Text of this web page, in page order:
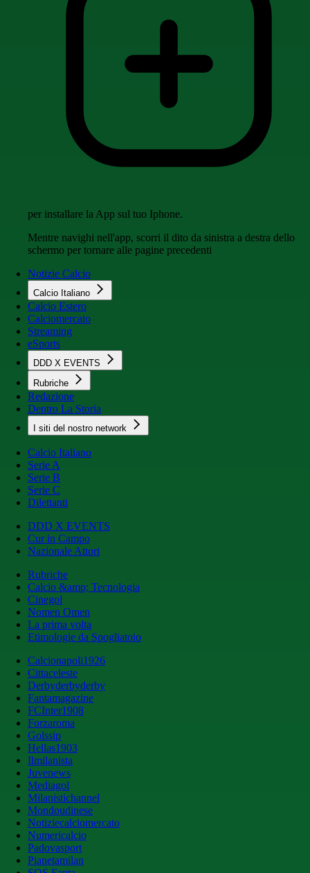
per installare la App sul tuo Iphone.
Mentre navighi nell'app, scorri il dito da sinistra a destra dello
schermo per tornare alle pagine precedenti
Notizie Calcio
Calcio Italiano
Calcio Estero
Calciomercato
Streaming
eSports
DDD X EVENTS
Rubriche
Redazione
Dentro La Storia
I siti del nostro network
Calcio Italiano
Serie A
Serie B
Serie C
Dilettanti
DDD X EVENTS
Cur in Campo
Nazionale Attori
Rubriche
Calcio &amp; Tecnologia
Cinegol
Nomen Omen
La prima volta
Etimologie da Spogliatoio
Calcionapoli1926
Cittaceleste
Derbyderbyderby
Fantamagazine
FCInter1908
Forzaroma
Golssip
Hellas1903
Ilmilanista
Juvenews
Mediagol
Milanistichannel
Mondoudinese
Notiziecalciomercato
Numericalcio
Padovasport
Pianetamilan